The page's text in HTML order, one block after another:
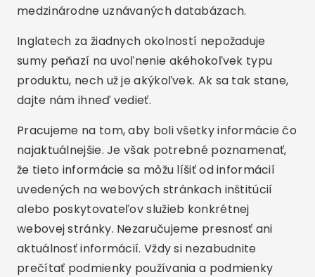
medzinárodne uznávaných databázach.
Inglatech za žiadnych okolností nepožaduje
sumy peňazí na uvoľnenie akéhokoľvek typu
produktu, nech už je akýkoľvek. Ak sa tak stane,
dajte nám ihneď vedieť.
Pracujeme na tom, aby boli všetky informácie čo
najaktuálnejšie. Je však potrebné poznamenať,
že tieto informácie sa môžu líšiť od informácií
uvedených na webových stránkach inštitúcií
alebo poskytovateľov služieb konkrétnej
webovej stránky. Nezaručujeme presnosť ani
aktuálnosť informácií. Vždy si nezabudnite
prečítať podmienky používania a podmienky